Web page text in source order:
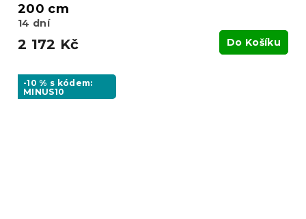
200 cm
14 dní
2 172 Kč Do Košíku
-10 % s kódem:
MINUS10